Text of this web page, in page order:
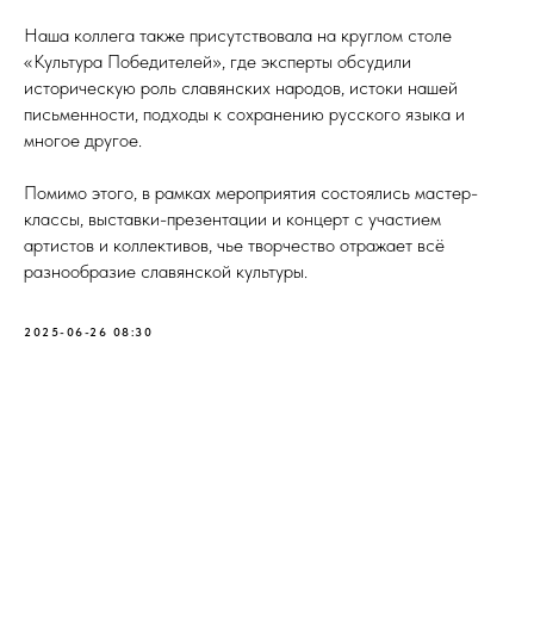
Наша коллега также присутствовала на круглом столе
«Культура Победителей», где эксперты обсудили
историческую роль славянских народов, истоки нашей
письменности, подходы к сохранению русского языка и
многое другое.
Помимо этого, в рамках мероприятия состоялись мастер-
классы, выставки-презентации и концерт с участием
артистов и коллективов, чье творчество отражает всё
разнообразие славянской культуры.
2025-06-26 08:30